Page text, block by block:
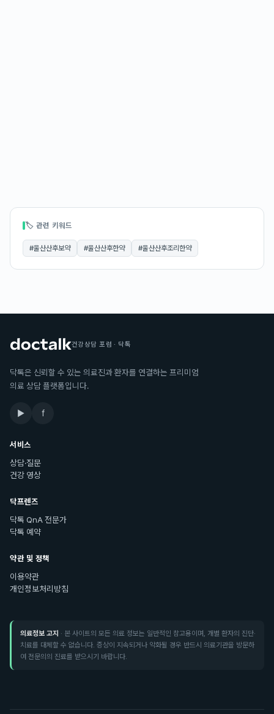
🏷 관련 키워드
#울산산후보약 #울산산후한약 #울산산후조리한약
건강상담 포럼 · 닥톡
닥톡은 신뢰할 수 있는 의료진과 환자를 연결하는 프리미엄
의료 상담 플랫폼입니다.
▶ f
서비스
상담·질문
건강 영상
닥프렌즈
닥톡 QnA 전문가
닥톡 예약
약관 및 정책
이용약관
개인정보처리방침
의료정보 고지 · 본 사이트의 모든 의료 정보는 일반적인 참고용이며, 개별 환자의 진단·
치료를 대체할 수 없습니다. 증상이 지속되거나 악화될 경우 반드시 의료기관을 방문하
여 전문의의 진료를 받으시기 바랍니다.